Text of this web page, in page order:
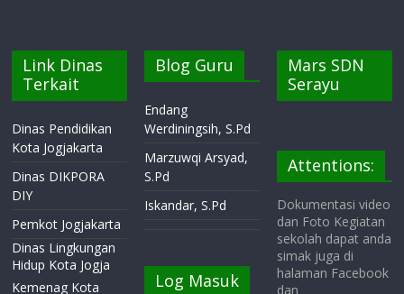
Link Dinas
Terkait
Dinas Pendidikan
Kota Jogjakarta
Dinas DIKPORA
DIY
Pemkot Jogjakarta
Dinas Lingkungan
Hidup Kota Jogja
Kemenag Kota
Blog Guru
Endang
Werdiningsih, S.Pd
Marzuwqi Arsyad,
S.Pd
Iskandar, S.Pd
Log Masuk
Mars SDN
Serayu
Attentions:
Dokumentasi video
dan Foto Kegiatan
sekolah dapat anda
simak juga di
halaman Facebook
dan